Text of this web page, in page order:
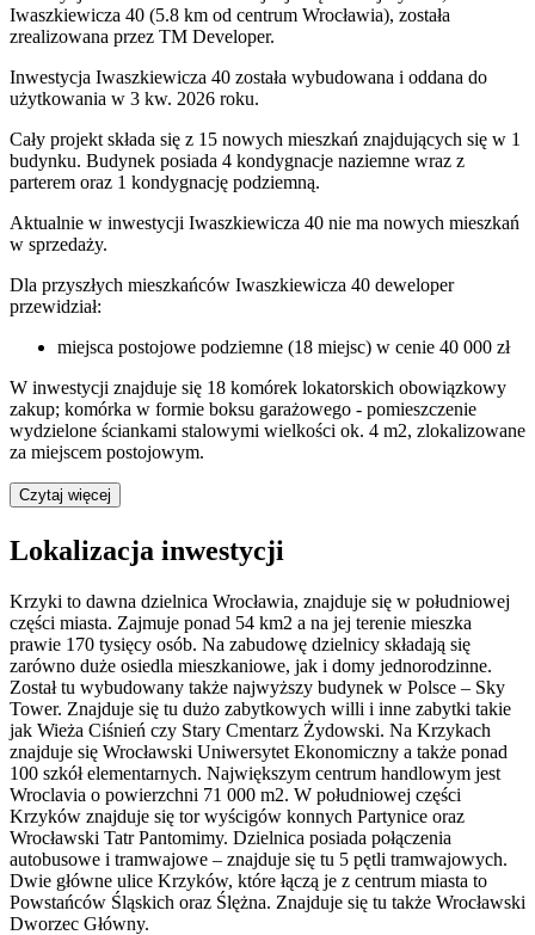
Iwaszkiewicza 40 (5.8 km od centrum Wrocławia), została
zrealizowana przez TM Developer.
Inwestycja Iwaszkiewicza 40 została wybudowana i oddana do
użytkowania w 3 kw. 2026 roku.
Cały projekt składa się z 15 nowych mieszkań znajdujących się w 1
budynku. Budynek posiada 4 kondygnacje naziemne wraz z
parterem oraz 1 kondygnację podziemną.
Aktualnie w inwestycji Iwaszkiewicza 40 nie ma nowych mieszkań
w sprzedaży.
Dla przyszłych mieszkańców Iwaszkiewicza 40 deweloper
przewidział:
miejsca postojowe podziemne (18 miejsc) w cenie 40 000 zł
W inwestycji znajduje się 18 komórek lokatorskich obowiązkowy
zakup; komórka w formie boksu garażowego - pomieszczenie
wydzielone ściankami stalowymi wielkości ok. 4 m2, zlokalizowane
za miejscem postojowym.
Czytaj więcej
Lokalizacja inwestycji
Krzyki to dawna dzielnica Wrocławia, znajduje się w południowej
części miasta. Zajmuje ponad 54 km2 a na jej terenie mieszka
prawie 170 tysięcy osób. Na zabudowę dzielnicy składają się
zarówno duże osiedla mieszkaniowe, jak i domy jednorodzinne.
Został tu wybudowany także najwyższy budynek w Polsce – Sky
Tower. Znajduje się tu dużo zabytkowych willi i inne zabytki takie
jak Wieża Ciśnień czy Stary Cmentarz Żydowski. Na Krzykach
znajduje się Wrocławski Uniwersytet Ekonomiczny a także ponad
100 szkół elementarnych. Największym centrum handlowym jest
Wroclavia o powierzchni 71 000 m2. W południowej części
Krzyków znajduje się tor wyścigów konnych Partynice oraz
Wrocławski Tatr Pantomimy. Dzielnica posiada połączenia
autobusowe i tramwajowe – znajduje się tu 5 pętli tramwajowych.
Dwie główne ulice Krzyków, które łączą je z centrum miasta to
Powstańców Śląskich oraz Ślężna. Znajduje się tu także Wrocławski
Dworzec Główny.